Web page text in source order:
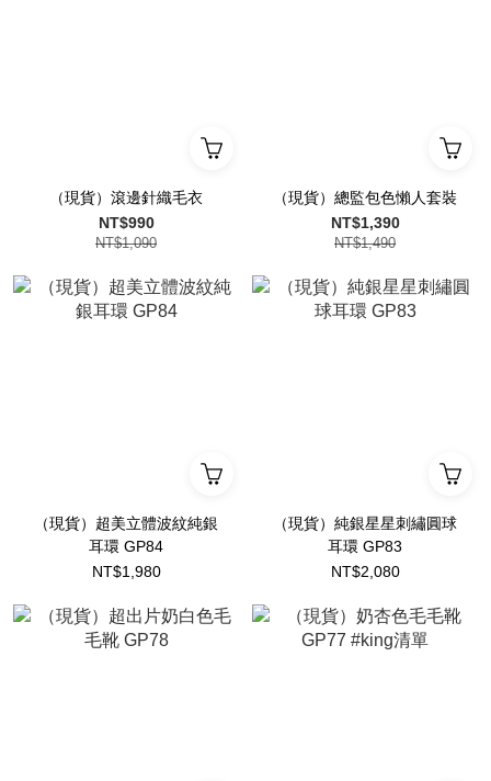
（現貨）滾邊針織毛衣
NT$990
NT$1,090
（現貨）總監包色懶人套裝
NT$1,390
NT$1,490
（現貨）超美立體波紋純銀
耳環 GP84
NT$1,980
（現貨）純銀星星刺繡圓球
耳環 GP83
NT$2,080